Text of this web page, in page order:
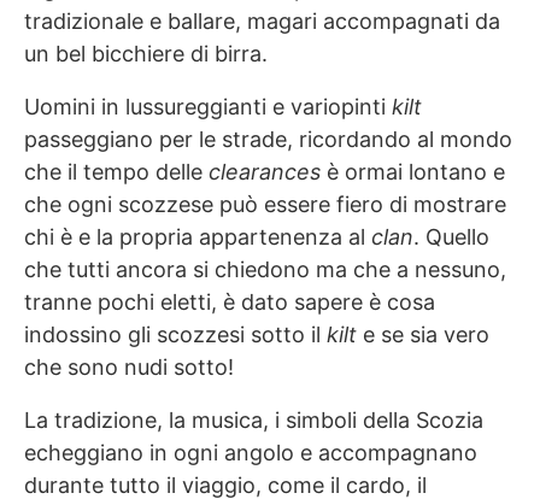
tradizionale e ballare, magari accompagnati da
un bel bicchiere di birra.
Uomini in lussureggianti e variopinti kilt
passeggiano per le strade, ricordando al mondo
che il tempo delle clearances è ormai lontano e
che ogni scozzese può essere fiero di mostrare
chi è e la propria appartenenza al clan. Quello
che tutti ancora si chiedono ma che a nessuno,
tranne pochi eletti, è dato sapere è cosa
indossino gli scozzesi sotto il kilt e se sia vero
che sono nudi sotto!
La tradizione, la musica, i simboli della Scozia
echeggiano in ogni angolo e accompagnano
durante tutto il viaggio, come il cardo, il